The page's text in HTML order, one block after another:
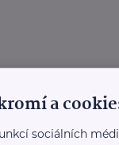
a
sociálních